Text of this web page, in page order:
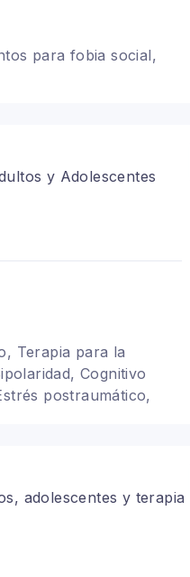
para fobia social,
y Adolescentes
Terapia para la
Cognitivo
postraumático,
adolescentes y terapia